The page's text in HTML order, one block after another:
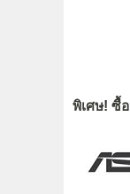
พิเศษ! ซื้อ